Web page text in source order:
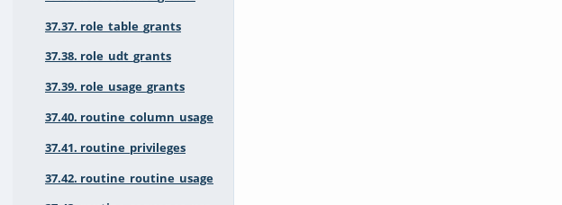
37.37. role_table_grants
37.38. role_udt_grants
37.39. role_usage_grants
37.40. routine_column_usage
37.41. routine_privileges
37.42. routine_routine_usage